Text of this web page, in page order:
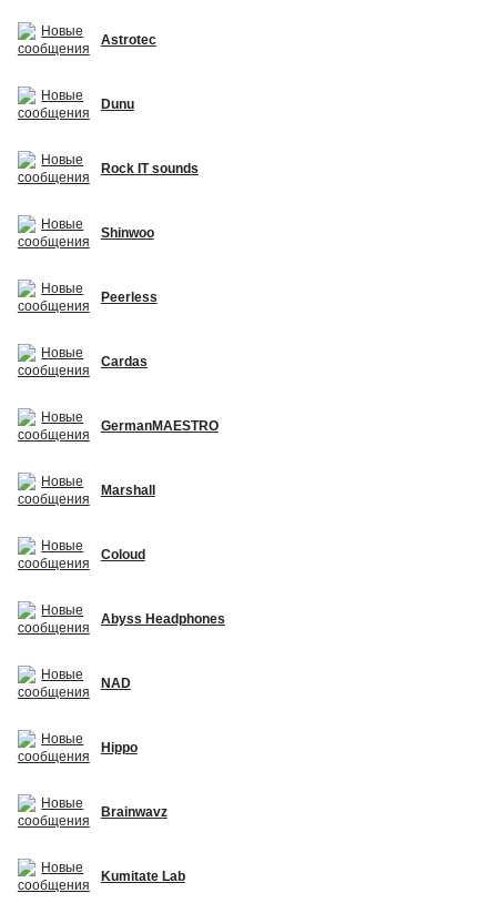
Astrotec
Dunu
Rock IT sounds
Shinwoo
Peerless
Cardas
GermanMAESTRO
Marshall
Coloud
Abyss Headphones
NAD
Hippo
Brainwavz
Kumitate Lab